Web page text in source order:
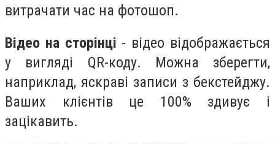
витрачати час на фотошоп.
Відео на сторінці - відео відображається
у вигляді QR-коду. Можна зберегти,
наприклад, яскраві записи з бекстейджу.
Ваших клієнтів це 100% здивує і
зацікавить.